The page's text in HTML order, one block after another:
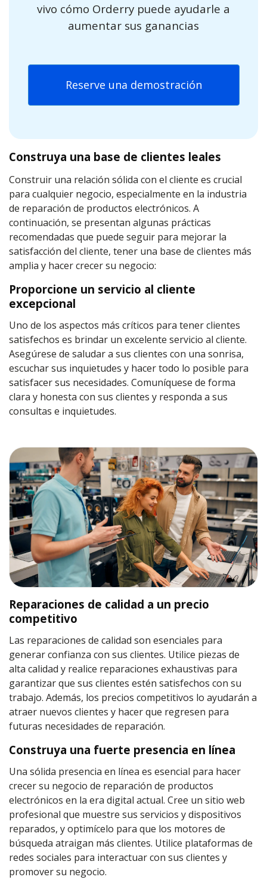
vivo cómo Orderry puede ayudarle a
aumentar sus ganancias
Reserve una demostración
Construya una base de clientes leales
Construir una relación sólida con el cliente es crucial
para cualquier negocio, especialmente en la industria
de reparación de productos electrónicos. A
continuación, se presentan algunas prácticas
recomendadas que puede seguir para mejorar la
satisfacción del cliente, tener una base de clientes más
amplia y hacer crecer su negocio:
Proporcione un servicio al cliente
excepcional
Uno de los aspectos más críticos para tener clientes
satisfechos es brindar un excelente servicio al cliente.
Asegúrese de saludar a sus clientes con una sonrisa,
escuchar sus inquietudes y hacer todo lo posible para
satisfacer sus necesidades. Comuníquese de forma
clara y honesta con sus clientes y responda a sus
consultas e inquietudes.
Reparaciones de calidad a un precio
competitivo
Las reparaciones de calidad son esenciales para
generar confianza con sus clientes. Utilice piezas de
alta calidad y realice reparaciones exhaustivas para
garantizar que sus clientes estén satisfechos con su
trabajo. Además, los precios competitivos lo ayudarán a
atraer nuevos clientes y hacer que regresen para
futuras necesidades de reparación.
Construya una fuerte presencia en línea
Una sólida presencia en línea es esencial para hacer
crecer su negocio de reparación de productos
electrónicos en la era digital actual. Cree un sitio web
profesional que muestre sus servicios y dispositivos
reparados, y optimícelo para que los motores de
búsqueda atraigan más clientes. Utilice plataformas de
redes sociales para interactuar con sus clientes y
promover su negocio.